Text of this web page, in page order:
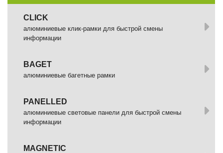
СLICK
алюминиевые клик-рамки для быстрой смены
информации
BAGET
алюминиевые багетные рамки
PANELLED
алюминиевые световые панели для быстрой смены
информации
MAGNETIC